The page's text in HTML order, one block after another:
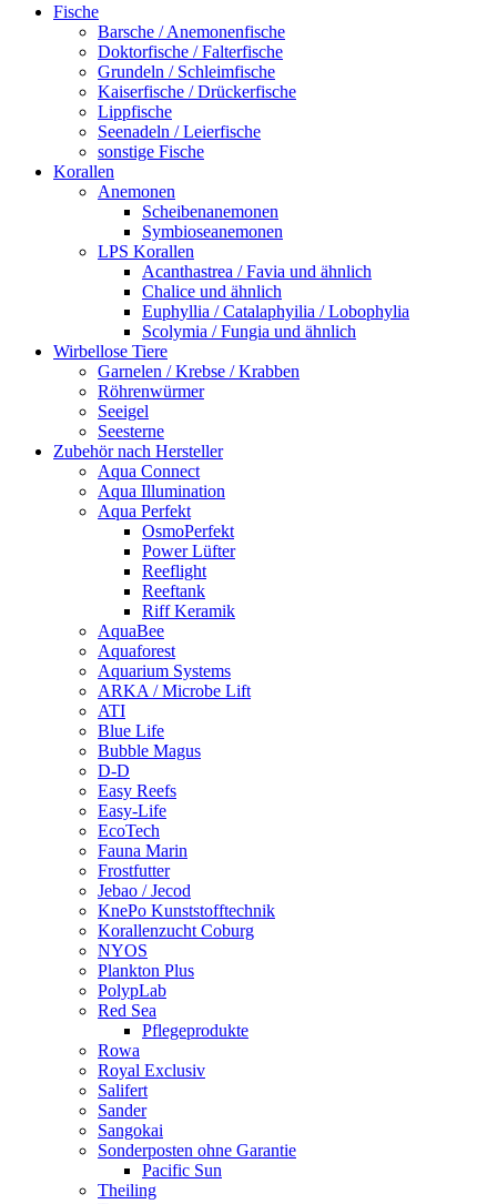
Fische
Barsche / Anemonenfische
Doktorfische / Falterfische
Grundeln / Schleimfische
Kaiserfische / Drückerfische
Lippfische
Seenadeln / Leierfische
sonstige Fische
Korallen
Anemonen
Scheibenanemonen
Symbioseanemonen
LPS Korallen
Acanthastrea / Favia und ähnlich
Chalice und ähnlich
Euphyllia / Catalaphyilia / Lobophylia
Scolymia / Fungia und ähnlich
Wirbellose Tiere
Garnelen / Krebse / Krabben
Röhrenwürmer
Seeigel
Seesterne
Zubehör nach Hersteller
Aqua Connect
Aqua Illumination
Aqua Perfekt
OsmoPerfekt
Power Lüfter
Reeflight
Reeftank
Riff Keramik
AquaBee
Aquaforest
Aquarium Systems
ARKA / Microbe Lift
ATI
Blue Life
Bubble Magus
D-D
Easy Reefs
Easy-Life
EcoTech
Fauna Marin
Frostfutter
Jebao / Jecod
KnePo Kunststofftechnik
Korallenzucht Coburg
NYOS
Plankton Plus
PolypLab
Red Sea
Pflegeprodukte
Rowa
Royal Exclusiv
Salifert
Sander
Sangokai
Sonderposten ohne Garantie
Pacific Sun
Theiling